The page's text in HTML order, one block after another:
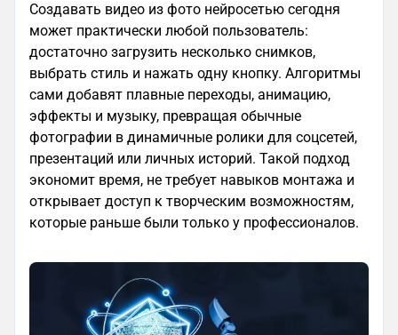
Создавать видео из фото нейросетью сегодня
может практически любой пользователь:
достаточно загрузить несколько снимков,
выбрать стиль и нажать одну кнопку. Алгоритмы
сами добавят плавные переходы, анимацию,
эффекты и музыку, превращая обычные
фотографии в динамичные ролики для соцсетей,
презентаций или личных историй. Такой подход
экономит время, не требует навыков монтажа и
открывает доступ к творческим возможностям,
которые раньше были только у профессионалов.